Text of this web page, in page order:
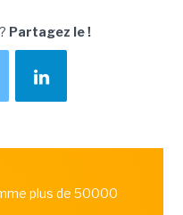
Partagez le !
plus de 50000